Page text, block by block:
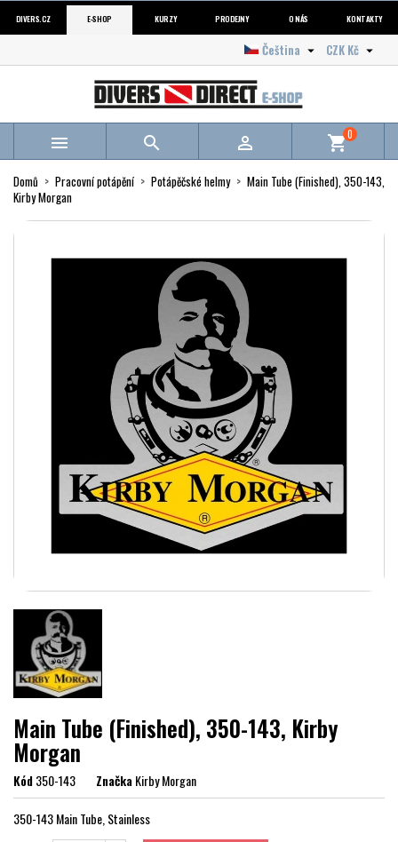
DIVERS.CZ E-SHOP KURZY PRODEJNY O NÁS KONTAKTY
CZK Kč 
Čeština 
   shopping_cart0
Domů Pracovní potápění Potápěčské helmy
Main Tube (Finished), 350-143,
Kirby Morgan
Main Tube (Finished), 350-143, Kirby
Morgan
Kód350-143 ZnačkaKirby Morgan
350-143 Main Tube, Stainless